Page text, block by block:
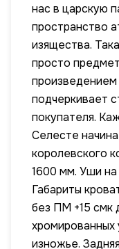
нас в царскую
пространство
изящества.
просто
произведением
подчеркивает
покупателя.
Селесте
королевского
1600 мм. Уши на
Габариты
без ПМ +15 смк
хромированных
изножье.